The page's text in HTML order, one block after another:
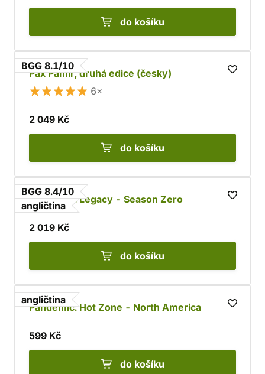
do košíku
BGG 8.1/10
Pax Pamir, druhá edice (česky)
6×
2 049 Kč
do košíku
BGG 8.4/10
angličtina
Pandemic: Legacy - Season Zero
2 019 Kč
do košíku
angličtina
Pandemic: Hot Zone - North America
599 Kč
do košíku